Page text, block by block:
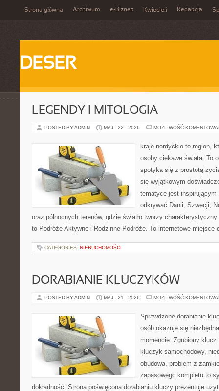
Strona główna Archiwum e-Biznes Kwiecień Redakcja
DESER
LEGENDY I MITOLOGIA
POSTED BY ADMIN MAJ - 22 - 2026 MOŻLIWOŚĆ
kraje nordyckie to region,
osoby ciekawe świata. To
spotyka się z prostotą
się wyjątkowym
tematyce jest inspirującym
odkrywać Danii, Szwecji,
oraz północnych terenów, gdzie światło tworzy
to Podróże Aktywne i Rodzinne Podróże. To internetowe
CATEGORIES: NIERUCHOMOŚCI
DORABIANIE KLUCZYKÓW
POSTED BY ADMIN MAJ - 21 - 2026 MOŻLIWOŚĆ
Sprawdzone dorabianie
osób okazuje się
momencie. Zgubiony
kluczyk samochodowy,
obudowa, problem z
zapasowego kompletu to
dokładność. Strona poświęcona dorabianiu kluczy prezentuje